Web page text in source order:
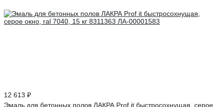
12 613 ₽
Эмаль для бетонных полов ЛАКРА Prof it быстросохнущая, серое